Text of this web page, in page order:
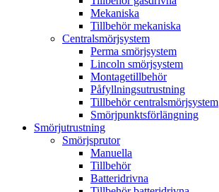
Mekaniska
Tillbehör mekaniska
Centralsmörjsystem
Perma smörjsystem
Lincoln smörjsystem
Montagetillbehör
Påfyllningsutrustning
Tillbehör centralsmörjsystem
Smörjpunktsförlängning
Smörjutrustning
Smörjsprutor
Manuella
Tillbehör
Batteridrivna